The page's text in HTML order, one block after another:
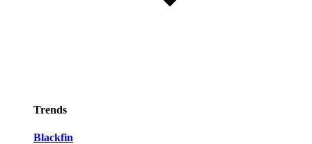
Trends
Blackfin